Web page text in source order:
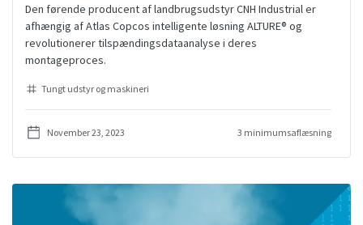
Den førende producent af landbrugsudstyr CNH Industrial er
afhængig af Atlas Copcos intelligente løsning ALTURE® og
revolutionerer tilspændingsdataanalyse i deres
montageproces.
Tungt udstyr og maskineri
November 23, 2023 3 minimumsaflæsning